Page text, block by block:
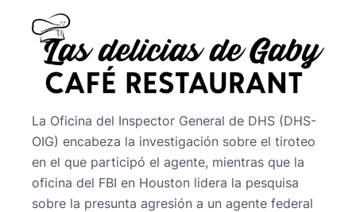
La Oficina del Inspector General de DHS (DHS-
OIG) encabeza la investigación sobre el tiroteo
en el que participó el agente, mientras que la
oficina del FBI en Houston lidera la pesquisa
sobre la presunta agresión a un agente federal